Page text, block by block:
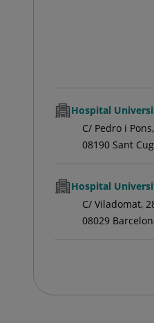
Hospital
C/ Pedro i
08190 Sant
Hospital
C/ Viladomat,
08029